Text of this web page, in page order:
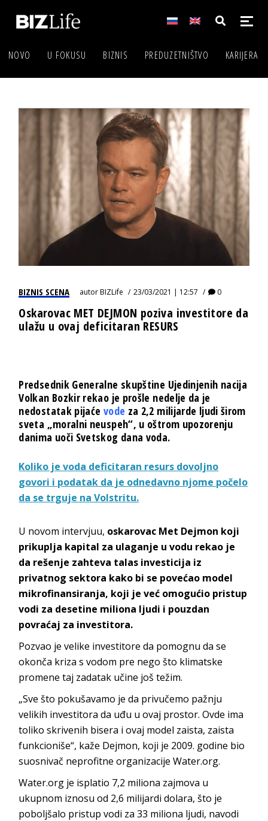
NOVO U FOKUSU BIZNIS PREDUZETNIŠTVO KARIJERA
BIZNIS SCENA autorBIZLife 23/03/2021 | 12:57 0
Oskarovac MET DEJMON poziva investitore da
ulažu u ovaj deficitaran RESURS
Predsednik Generalne skupštine Ujedinjenih nacija
Volkan Bozkir rekao je prošle nedelje da je
nedostatak pijaće vode za 2,2 milijarde ljudi širom
sveta „moralni neuspeh“, u oštrom upozorenju
danima uoči Svetskog dana voda.
Koliko je voda deficitaran resurs dovoljno
govori i podatak da je odnedavno njome počelo
da se trguje na Volstritu.
U novom intervjuu, oskarovac Met Dejmon koji
prikuplja kapital za ulaganje u vodu rekao je
da rešenje zahteva talas investicija iz
privatnog sektora kako bi se povećao model
mikrofinansiranja, koji je već omogućio pristup
vodi za desetine miliona ljudi i pouzdan
povraćaj za investitora.
Pozvao je velike investitore da pomognu da se
okonča kriza s vodom pre nego što klimatske
promene taj zadatak učine još težim.
„Sve što pokušavamo je da privučemo pažnju
velikih investitora da uđu u ovaj prostor. Ovde ima
toliko skrivenih bisera i ovaj model zaista, zaista
funkcioniše“, kaže Dejmon, koji je 2009. godine bio
suosnivač neprofitne organizacije Water.org.
Water.org je isplatio 7,2 miliona zajmova u
ukupnom iznosu od 2,6 milijardi dolara, što je
poboljšalo pristup vodi za 33 miliona ljudi, navodi